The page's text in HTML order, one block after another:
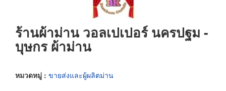
ร้านผ้าม่าน วอลเปเปอร์ นครปฐม -
บุษกร ผ้าม่าน
หมวดหมู่ : ขายส่งและผู้ผลิตม่าน